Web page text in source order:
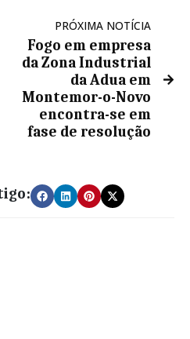
PRÓXIMA NOTÍCIA
Fogo em empresa
da Zona Industrial
da Adua em
Montemor-o-Novo
encontra-se em
fase de resolução